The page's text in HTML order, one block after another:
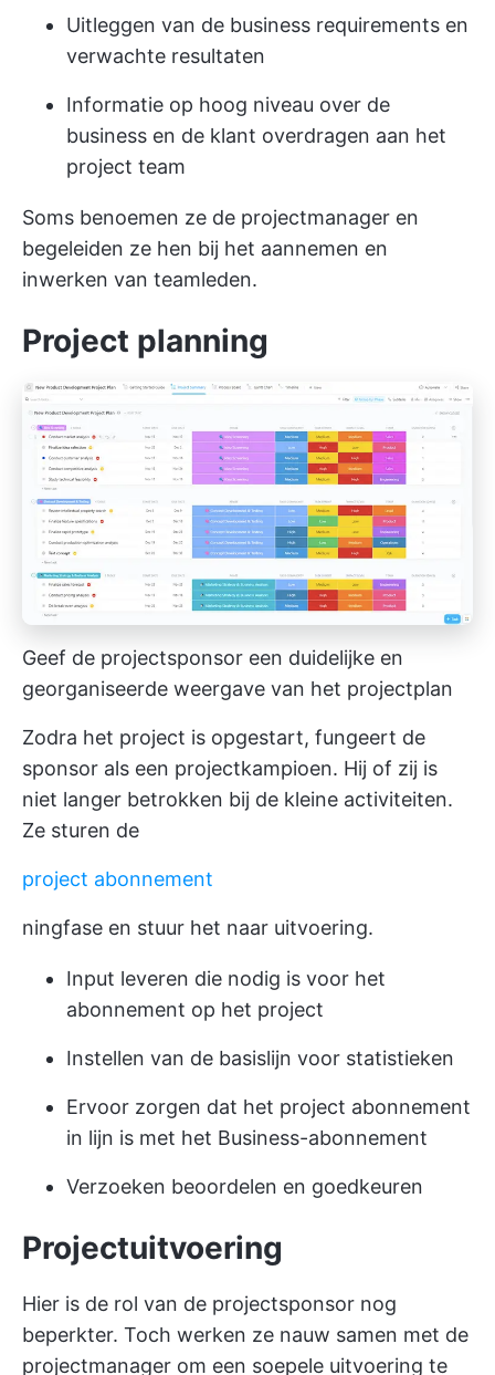
Uitleggen van de business requirements en
verwachte resultaten
Informatie op hoog niveau over de
business en de klant overdragen aan het
project team
Soms benoemen ze de projectmanager en
begeleiden ze hen bij het aannemen en
inwerken van teamleden.
Project planning
Geef de projectsponsor een duidelijke en
georganiseerde weergave van het projectplan
Zodra het project is opgestart, fungeert de
sponsor als een projectkampioen. Hij of zij is
niet langer betrokken bij de kleine activiteiten.
Ze sturen de
project abonnement
ningfase en stuur het naar uitvoering.
Input leveren die nodig is voor het
abonnement op het project
Instellen van de basislijn voor statistieken
Ervoor zorgen dat het project abonnement
in lijn is met het Business-abonnement
Verzoeken beoordelen en goedkeuren
Projectuitvoering
Hier is de rol van de projectsponsor nog
beperkter. Toch werken ze nauw samen met de
projectmanager om een soepele uitvoering te